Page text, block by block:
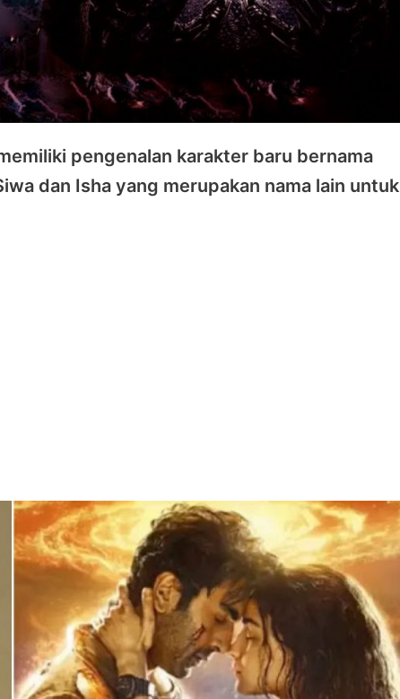
pengenalan karakter baru bernama
dan Isha yang merupakan nama lain untuk